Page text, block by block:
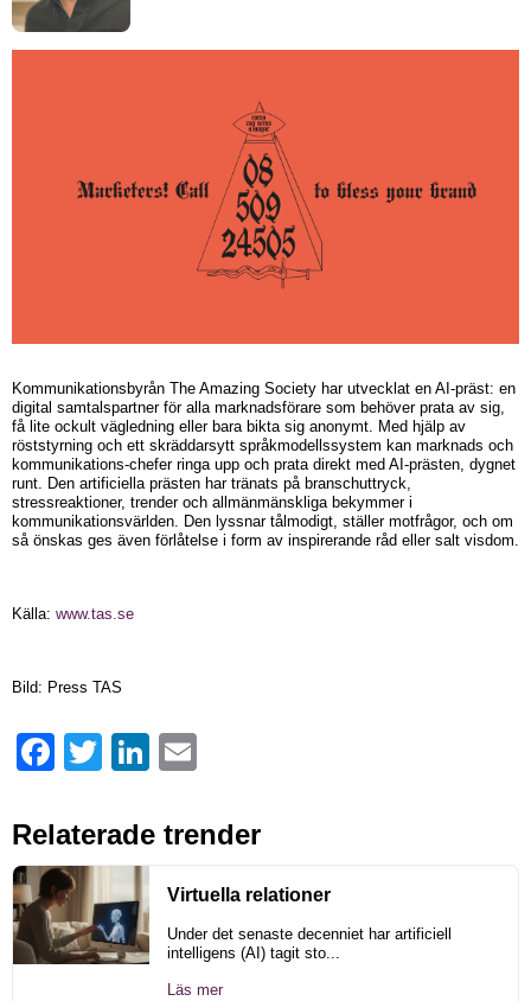
Kommunikationsbyrån The Amazing Society har utvecklat en AI-präst: en
digital samtalspartner för alla marknadsförare som behöver prata av sig,
få lite ockult vägledning eller bara bikta sig anonymt. Med hjälp av
röststyrning och ett skräddarsytt språkmodellssystem kan marknads och
kommunikations-chefer ringa upp och prata direkt med AI-prästen, dygnet
runt. Den artificiella prästen har tränats på branschuttryck,
stressreaktioner, trender och allmänmänskliga bekymmer i
kommunikationsvärlden. Den lyssnar tålmodigt, ställer motfrågor, och om
så önskas ges även förlåtelse i form av inspirerande råd eller salt visdom.
Källa: www.tas.se
Bild: Press TAS
FacebookTwitter LinkedIn
Relaterade trender
Virtuella relationer
Under det senaste decenniet har artificiell
intelligens (AI) tagit sto...
Läs mer